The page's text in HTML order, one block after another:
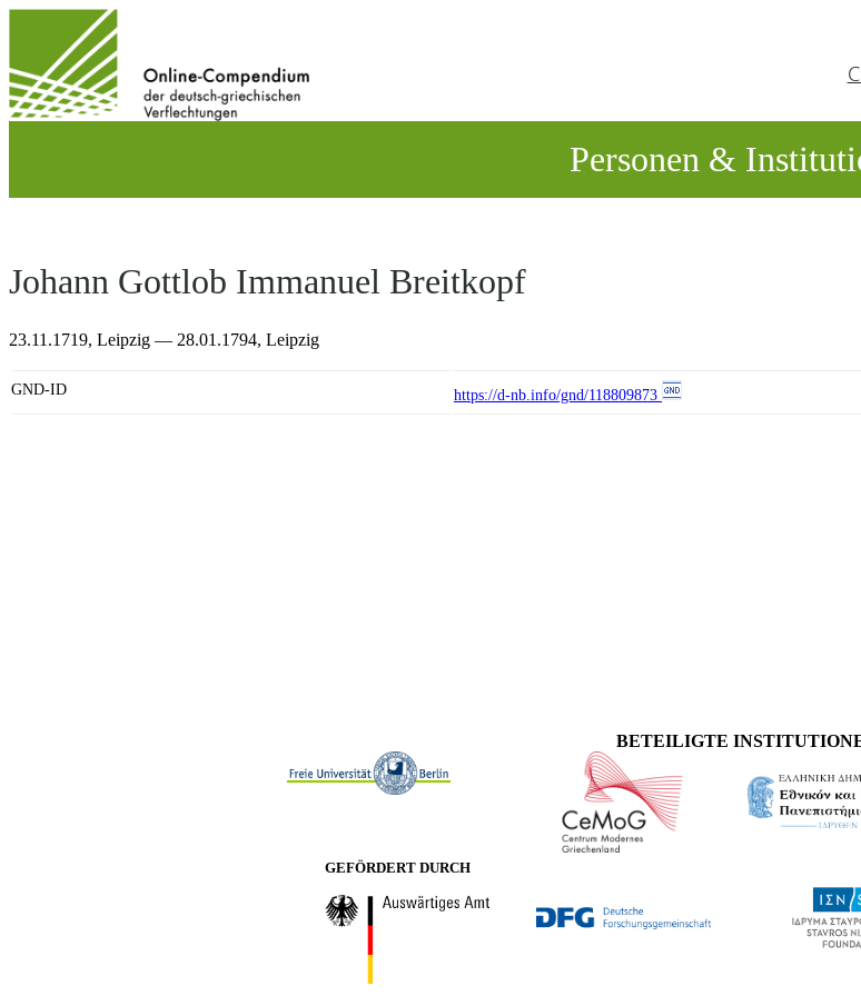
wechseln
Personen &
Johann Gottlob Immanuel Breitkopf
23.11.1719, Leipzig — 28.01.1794, Leipzig
GND-ID https://d-nb.info/gnd/118809873
BETEILIGTE
GEFÖRDERT DURCH